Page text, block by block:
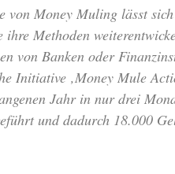
von Money Muling lässt
Methoden
von Banken oder
Initiative ‚Money Mule
Jahr in nur drei
und dadurch 18.000